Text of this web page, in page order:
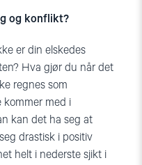
og konflikt?
er din elskedes
Hva gjør du når det
regnes som
kommer med i
kan det ha seg at
drastisk i positiv
helt i nederste sjikt i